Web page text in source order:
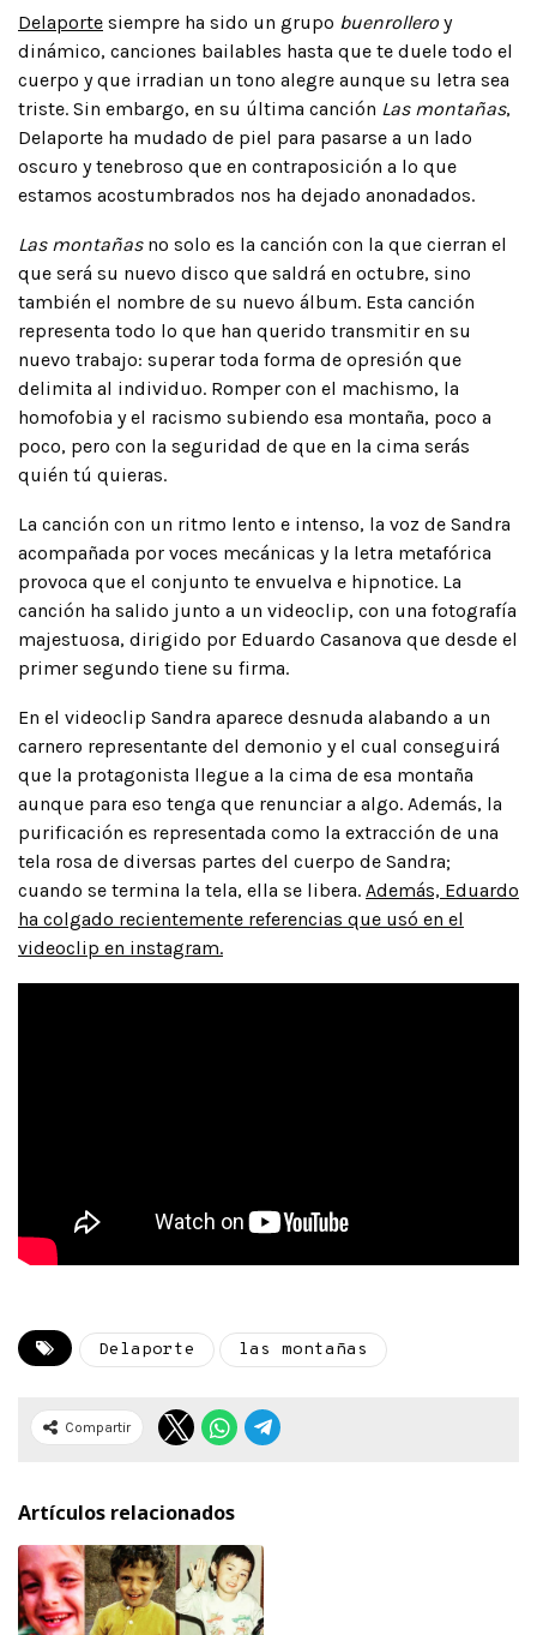
Delaporte siempre ha sido un grupo buenrollero y
dinámico, canciones bailables hasta que te duele todo el
cuerpo y que irradian un tono alegre aunque su letra sea
triste. Sin embargo, en su última canción Las montañas,
Delaporte ha mudado de piel para pasarse a un lado
oscuro y tenebroso que en contraposición a lo que
estamos acostumbrados nos ha dejado anonadados.
Las montañas no solo es la canción con la que cierran el
que será su nuevo disco que saldrá en octubre, sino
también el nombre de su nuevo álbum. Esta canción
representa todo lo que han querido transmitir en su
nuevo trabajo: superar toda forma de opresión que
delimita al individuo. Romper con el machismo, la
homofobia y el racismo subiendo esa montaña, poco a
poco, pero con la seguridad de que en la cima serás
quién tú quieras.
La canción con un ritmo lento e intenso, la voz de Sandra
acompañada por voces mecánicas y la letra metafórica
provoca que el conjunto te envuelva e hipnotice. La
canción ha salido junto a un videoclip, con una fotografía
majestuosa, dirigido por Eduardo Casanova que desde el
primer segundo tiene su firma.
En el videoclip Sandra aparece desnuda alabando a un
carnero representante del demonio y el cual conseguirá
que la protagonista llegue a la cima de esa montaña
aunque para eso tenga que renunciar a algo. Además, la
purificación es representada como la extracción de una
tela rosa de diversas partes del cuerpo de Sandra;
cuando se termina la tela, ella se libera. Además, Eduardo
ha colgado recientemente referencias que usó en el
videoclip en instagram.
Delaporte las montañas
Compartir
Artículos relacionados